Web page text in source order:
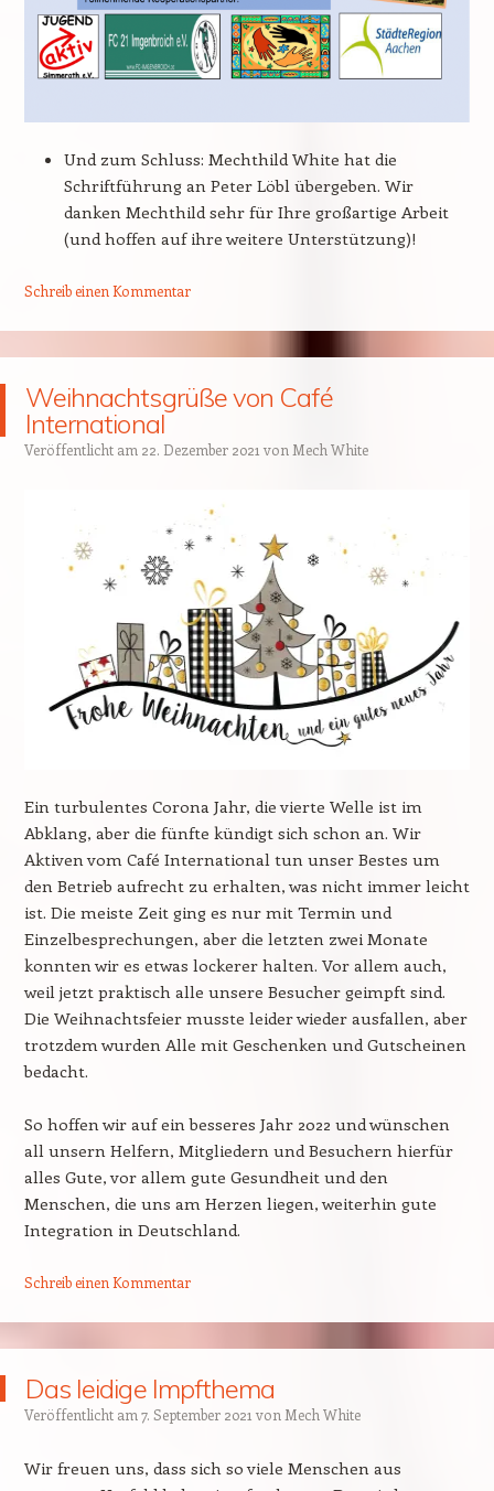
Und zum Schluss: Mechthild White hat die
Schriftführung an Peter Löbl übergeben. Wir
danken Mechthild sehr für Ihre großartige Arbeit
(und hoffen auf ihre weitere Unterstützung)!
Schreib einen Kommentar
Weihnachtsgrüße von Café
International
Veröffentlicht am 22. Dezember 2021 von Mech White
Ein turbulentes Corona Jahr, die vierte Welle ist im
Abklang, aber die fünfte kündigt sich schon an. Wir
Aktiven vom Café International tun unser Bestes um
den Betrieb aufrecht zu erhalten, was nicht immer leicht
ist. Die meiste Zeit ging es nur mit Termin und
Einzelbesprechungen, aber die letzten zwei Monate
konnten wir es etwas lockerer halten. Vor allem auch,
weil jetzt praktisch alle unsere Besucher geimpft sind.
Die Weihnachtsfeier musste leider wieder ausfallen, aber
trotzdem wurden Alle mit Geschenken und Gutscheinen
bedacht.
So hoffen wir auf ein besseres Jahr 2022 und wünschen
all unsern Helfern, Mitgliedern und Besuchern hierfür
alles Gute, vor allem gute Gesundheit und den
Menschen, die uns am Herzen liegen, weiterhin gute
Integration in Deutschland.
Schreib einen Kommentar
Das leidige Impfthema
Veröffentlicht am 7. September 2021 von Mech White
Wir freuen uns, dass sich so viele Menschen aus